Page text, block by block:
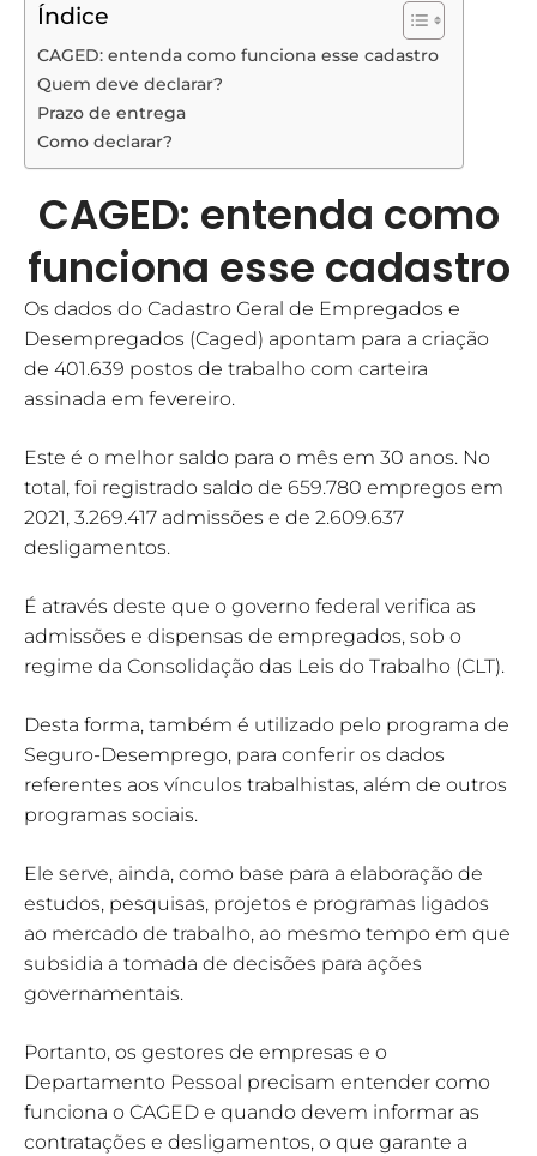
Índice
CAGED: entenda como funciona esse cadastro
Quem deve declarar?
Prazo de entrega
Como declarar?
CAGED: entenda como
funciona esse cadastro
Os dados do Cadastro Geral de Empregados e
Desempregados (Caged) apontam para a criação
de 401.639 postos de trabalho com carteira
assinada em fevereiro.
Este é o melhor saldo para o mês em 30 anos. No
total, foi registrado saldo de 659.780 empregos em
2021, 3.269.417 admissões e de 2.609.637
desligamentos.
É através deste que o governo federal verifica as
admissões e dispensas de empregados, sob o
regime da Consolidação das Leis do Trabalho (CLT).
Desta forma, também é utilizado pelo programa de
Seguro-Desemprego, para conferir os dados
referentes aos vínculos trabalhistas, além de outros
programas sociais.
Ele serve, ainda, como base para a elaboração de
estudos, pesquisas, projetos e programas ligados
ao mercado de trabalho, ao mesmo tempo em que
subsidia a tomada de decisões para ações
governamentais.
Portanto, os gestores de empresas e o
Departamento Pessoal precisam entender como
funciona o CAGED e quando devem informar as
contratações e desligamentos, o que garante a